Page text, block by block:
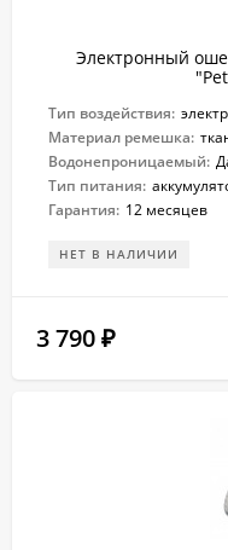
Электронный
Тип воздействия:
Материал ремешка:
Водонепроницаемый:
Тип питания:
Гарантия: 12 месяцев
НЕТ В НАЛИЧИИ
3 790 ₽